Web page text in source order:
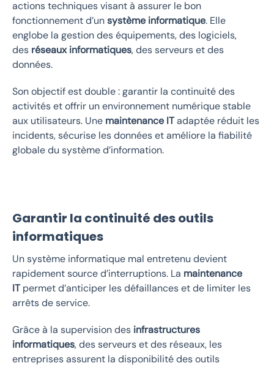
actions techniques visant à assurer le bon
fonctionnement d’unsystème informatique. Elle
englobe la gestion des équipements, des logiciels,
des réseaux informatiques, des serveurs et des
données.
Son objectif est double : garantir la continuité des
activités et offrir un environnement numérique stable
aux utilisateurs. Une maintenance ITadaptée réduit les
incidents, sécurise les données et améliore la fiabilité
globale du système d’information.
Garantir la continuité des outils
informatiques
Un système informatique mal entretenu devient
rapidement source d’interruptions. La maintenance
ITpermet d’anticiper les défaillances et de limiter les
arrêts de service.
Grâce à la supervision des infrastructures
informatiques, des serveurs et des réseaux, les
entreprises assurent la disponibilité des outils